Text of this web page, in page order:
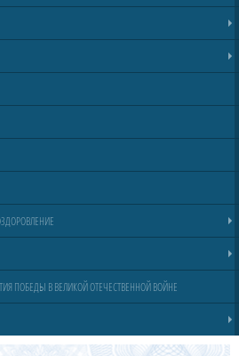
ПОБЕДЫ В ВЕЛИКОЙ ОТЕЧЕСТВЕННОЙ ВОЙНЕ